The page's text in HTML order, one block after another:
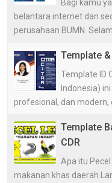
Bagi kamu
belantara internet dan
perusahaan BUMN.
Template
Template ID
Indonesia)
profesional, dan modern,
Template
CDR
Apa itu
makanan khas daerah